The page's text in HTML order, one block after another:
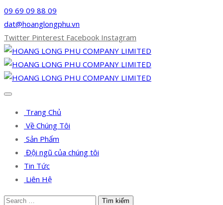
09 69 09 88 09
dat@hoanglongphu.vn
Twitter Pinterest Facebook Instagram
Trang Chủ
Về Chúng Tôi
Sản Phẩm
Đội ngũ của chúng tôi
Tin Tức
Liên Hệ